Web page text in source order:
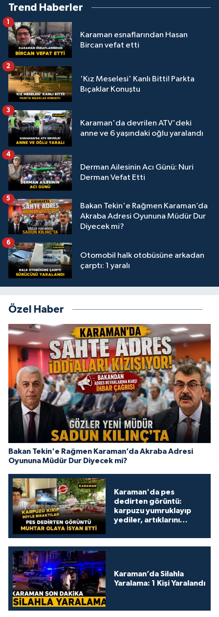
Trend Haberler
Karaman esnaflarından Hasan
Bircan vefat etti
1
'Kız Meselesi' Kanlı Bitti! Parkta
Bıçaklar Konuştu
2
Karaman'da devrilen ATV'deki
anne ve 6 yaşındaki oğlu yaralandı
3
Derman Ailesinin Acı Günü: Nuri
Derman Vefat Etti
4
Bakan Tekin'e Rağmen Karaman’da
Akraba Adresi Oyununa Müdür Dur
Diyecek mi?
5
Otomobil halk otobüsüne arkadan
çarptı: 1 yaralı
6
Özel Haber
Bakan Tekin'e Rağmen Karaman’da Akraba Adresi
Oyununa Müdür Dur Diyecek mi?
Karaman'da pes
dedirten görüntü:
karpuzu yumruklayıp
yediler, artıklarını
Karaman’da Silahla
Yaralama: 1 Kişi Yaralandı